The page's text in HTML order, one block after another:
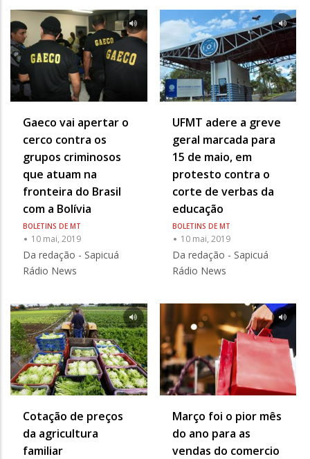
Gaeco vai apertar o
cerco contra os
grupos criminosos
que atuam na
fronteira do Brasil
com a Bolívia
BOLETINS DE MT
10 mai, 2019
Da redação - Sapicuá
Rádio News
UFMT adere a greve
geral marcada para
15 de maio, em
protesto contra o
corte de verbas da
educação
BOLETINS DE MT
10 mai, 2019
Da redação - Sapicuá
Rádio News
Cotação de preços
da agricultura
familiar
Março foi o pior mês
do ano para as
vendas do comercio